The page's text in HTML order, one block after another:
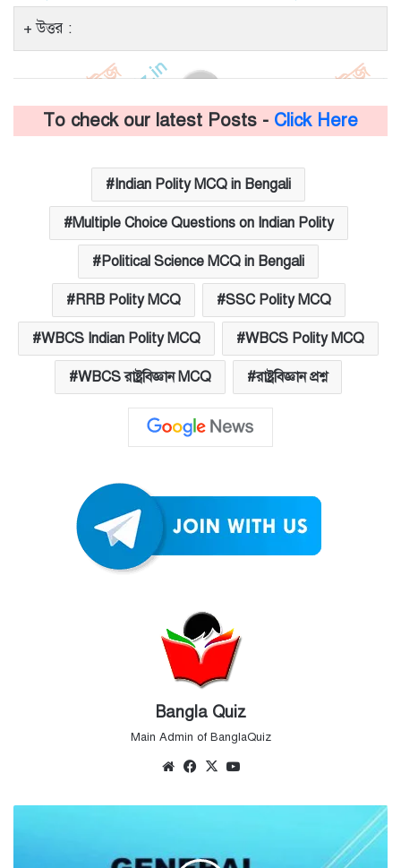
উত্তর :
To check our latest Posts - Click Here
Indian Polity MCQ in Bengali
Multiple Choice Questions on Indian Polity
Political Science MCQ in Bengali
RRB Polity MCQ SSC Polity MCQ
WBCS Indian Polity MCQ WBCS Polity MCQ
WBCS রাষ্ট্রবিজ্ঞান MCQ রাষ্ট্রবিজ্ঞান প্রশ্ন
Bangla Quiz
Main Admin of BanglaQuiz
WebsiteFacebook
X